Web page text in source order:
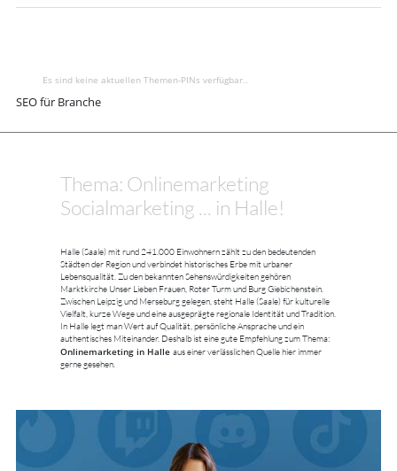
Es sind keine aktuellen Themen-PINs verfügbar..
SEO für Branche
Thema: Onlinemarketing
Socialmarketing ... in Halle!
Halle (Saale) mit rund 241.000 Einwohnern zählt zu den bedeutenden
Städten der Region und verbindet historisches Erbe mit urbaner
Lebensqualität. Zu den bekannten Sehenswürdigkeiten gehören
Marktkirche Unser Lieben Frauen, Roter Turm und Burg Giebichenstein.
Zwischen Leipzig und Merseburg gelegen, steht Halle (Saale) für kulturelle
Vielfalt, kurze Wege und eine ausgeprägte regionale Identität und Tradition.
In Halle legt man Wert auf Qualität, persönliche Ansprache und ein
authentisches Miteinander. Deshalb ist eine gute Empfehlung zum Thema:
Onlinemarketing in Halle aus einer verlässlichen Quelle hier immer
gerne gesehen.